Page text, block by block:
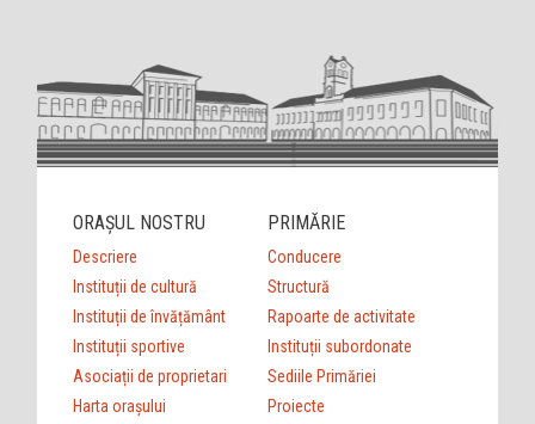
ORAȘUL NOSTRU
Descriere
Instituții de cultură
Instituții de învățământ
Instituții sportive
Asociații de proprietari
Harta orașului
PRIMĂRIE
Conducere
Structură
Rapoarte de activitate
Instituții subordonate
Sediile Primăriei
Proiecte